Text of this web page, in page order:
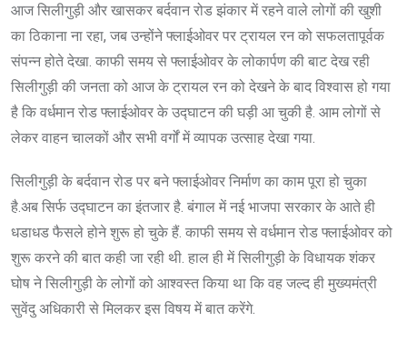
आज सिलीगुड़ी और खासकर बर्दवान रोड झंकार में रहने वाले लोगों की खुशी
का ठिकाना ना रहा, जब उन्होंने फ्लाईओवर पर ट्रायल रन को सफलतापूर्वक
संपन्न होते देखा. काफी समय से फ्लाईओवर के लोकार्पण की बाट देख रही
सिलीगुड़ी की जनता को आज के ट्रायल रन को देखने के बाद विश्वास हो गया
है कि वर्धमान रोड फ्लाईओवर के उद्घाटन की घड़ी आ चुकी है. आम लोगों से
लेकर वाहन चालकों और सभी वर्गों में व्यापक उत्साह देखा गया.
सिलीगुड़ी के बर्दवान रोड पर बने फ्लाईओवर निर्माण का काम पूरा हो चुका
है.अब सिर्फ उद्घाटन का इंतजार है. बंगाल में नई भाजपा सरकार के आते ही
धडाधड फैसले होने शुरू हो चुके हैं. काफी समय से वर्धमान रोड फ्लाईओवर को
शुरू करने की बात कही जा रही थी. हाल ही में सिलीगुड़ी के विधायक शंकर
घोष ने सिलीगुड़ी के लोगों को आश्वस्त किया था कि वह जल्द ही मुख्यमंत्री
सुवेंदु अधिकारी से मिलकर इस विषय में बात करेंगे.